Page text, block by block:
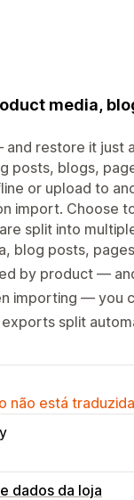
media,
restore it just
posts, blogs,
or upload to
import. Choose
split into
blog posts,
by product —
importing — you
split
não está
dados da loja